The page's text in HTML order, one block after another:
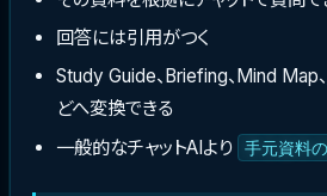
回答には引用がつく
Study Guide、Briefing、Mind Map、
どへ変換できる
一般的なチャットAIより
手元資料